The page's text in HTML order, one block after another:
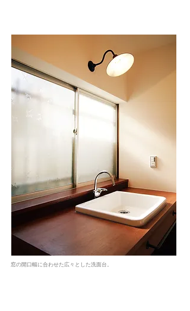
窓の開口幅に合わせた広々とした洗面台。